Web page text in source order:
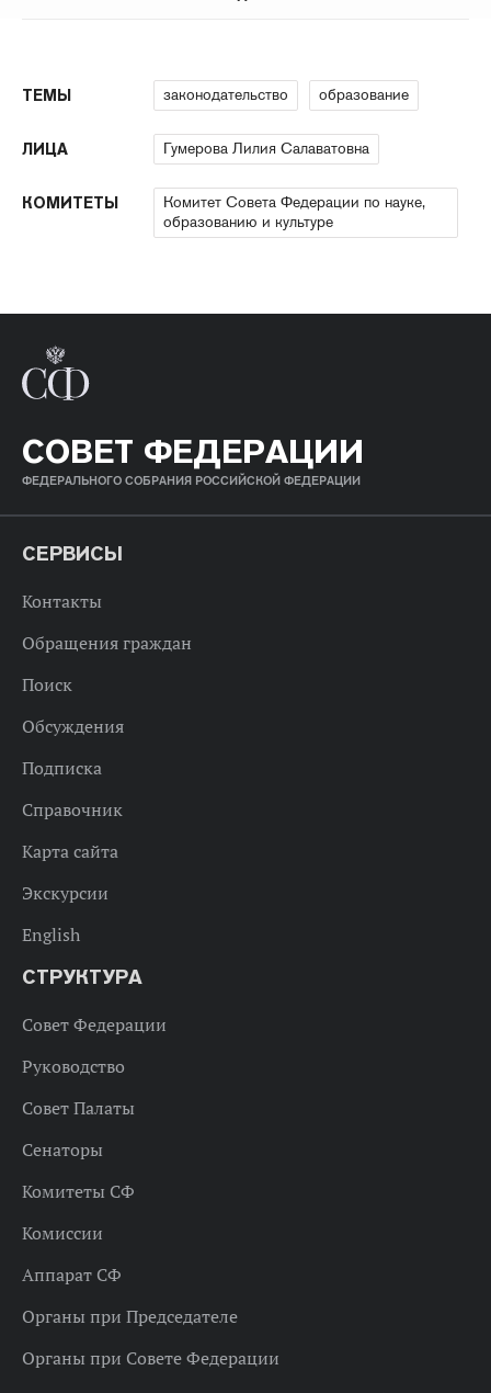
ТЕМЫ законодательство образование
ЛИЦА Гумерова Лилия Салаватовна
КОМИТЕТЫ
Комитет Совета Федерации по науке,
образованию и культуре
СОВЕТ ФЕДЕРАЦИИ
ФЕДЕРАЛЬНОГО СОБРАНИЯ РОССИЙСКОЙ ФЕДЕРАЦИИ
СЕРВИСЫ
Контакты
Обращения граждан
Поиск
Обсуждения
Подписка
Справочник
Карта сайта
Экскурсии
English
СТРУКТУРА
Совет Федерации
Руководство
Совет Палаты
Сенаторы
Комитеты СФ
Комиссии
Аппарат СФ
Органы при Председателе
Органы при Совете Федерации